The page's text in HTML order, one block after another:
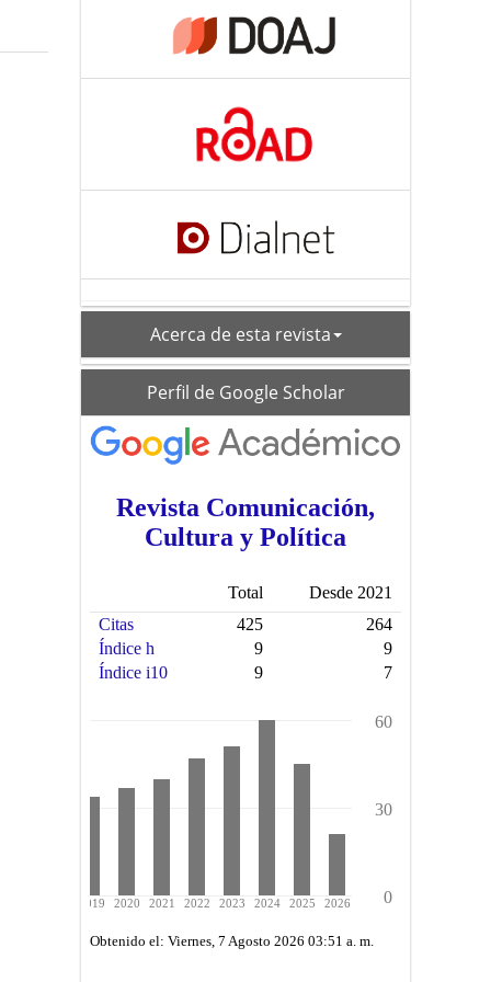
Acerca de esta revista
schoolar_profile
Perfil de Google Scholar